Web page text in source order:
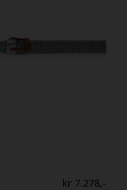
kr 7.278,-